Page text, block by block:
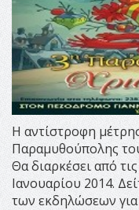
Η αντίστροφη
Παραμυθούπολης
Θα διαρκέσει από τις
Ιανουαρίου 2014.
των εκδηλώσεων